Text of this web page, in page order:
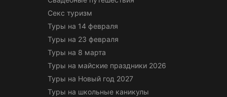
Секс туризм
Туры на 14 февраля
Туры на 23 февраля
Туры на 8 марта
Туры на майские праздники 2026
Туры на Новый год 2027
Туры на школьные каникулы